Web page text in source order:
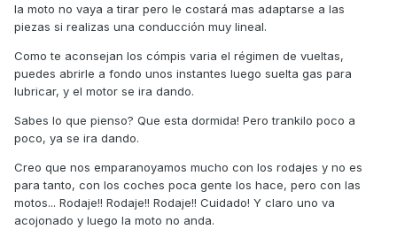
la moto no vaya a tirar pero le costará mas adaptarse a las
piezas si realizas una conducción muy lineal.
Como te aconsejan los cómpis varia el régimen de vueltas,
puedes abrirle a fondo unos instantes luego suelta gas para
lubricar, y el motor se ira dando.
Sabes lo que pienso? Que esta dormida! Pero trankilo poco a
poco, ya se ira dando.
Creo que nos emparanoyamos mucho con los rodajes y no es
para tanto, con los coches poca gente los hace, pero con las
motos... Rodaje!! Rodaje!! Rodaje!! Cuidado! Y claro uno va
acojonado y luego la moto no anda.